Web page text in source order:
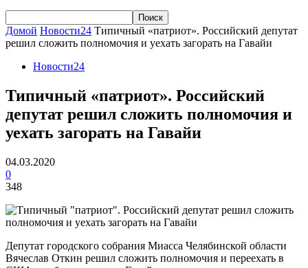
Домой Новости24 Типичный «патриот». Российский депутат
решил сложить полномочия и уехать загорать на Гавайи
Новости24
Типичный «патриот». Российский
депутат решил сложить полномочия и
уехать загорать на Гавайи
04.03.2020
0
348
Депутат городского собрания Миасса Челябинской области
Вячеслав Откин решил сложить полномочия и переехать в